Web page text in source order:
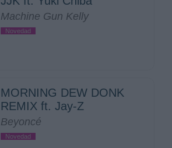
Machine Gun Kelly
Novedad
MORNING DEW DONK
REMIX ft. Jay-Z
Beyoncé
Novedad